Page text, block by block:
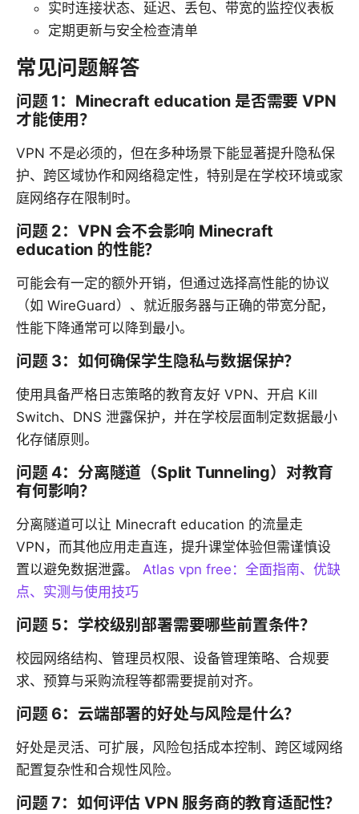
实时连接状态、延迟、丢包、带宽的监控仪表板
定期更新与安全检查清单
常见问题解答
问题 1：Minecraft education 是否需要 VPN
才能使用？
VPN 不是必须的，但在多种场景下能显著提升隐私保
护、跨区域协作和网络稳定性，特别是在学校环境或家
庭网络存在限制时。
问题 2：VPN 会不会影响 Minecraft
education 的性能？
可能会有一定的额外开销，但通过选择高性能的协议
（如 WireGuard）、就近服务器与正确的带宽分配，
性能下降通常可以降到最小。
问题 3：如何确保学生隐私与数据保护？
使用具备严格日志策略的教育友好 VPN、开启 Kill
Switch、DNS 泄露保护，并在学校层面制定数据最小
化存储原则。
问题 4：分离隧道（Split Tunneling）对教育
有何影响？
分离隧道可以让 Minecraft education 的流量走
VPN，而其他应用走直连，提升课堂体验但需谨慎设
置以避免数据泄露。 Atlas vpn free：全面指南、优缺
点、实测与使用技巧
问题 5：学校级别部署需要哪些前置条件？
校园网络结构、管理员权限、设备管理策略、合规要
求、预算与采购流程等都需要提前对齐。
问题 6：云端部署的好处与风险是什么？
好处是灵活、可扩展，风险包括成本控制、跨区域网络
配置复杂性和合规性风险。
问题 7：如何评估 VPN 服务商的教育适配性？